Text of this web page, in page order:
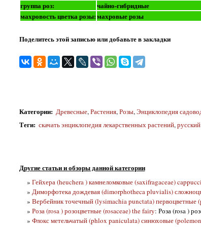
группа роз:
чайно-гибридные
махровость цветка розы:махровые розы
Поделитесь этой записью или добавьте в закладки
Категории: Древесные,Растения,Розы,Энциклопедия
Теги: скачать энциклопедия лекарственных растений,
Другие статьи и обзоры данной категории
» Гейхера (heuchera ) камнеломковые (saxifragaceae)
» Диморфотека дождевая (dimorphotheca pluvialis)
» Вербейник точечный (lysimachia punctata) первоцветные
» Роза (rosa ) розоцветные (rosaceae) the fairy: Роза (rosa )
» Флокс метельчатый (phlox paniculata) синюховые